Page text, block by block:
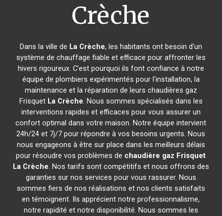
Crèche
Dans la ville de La Crèche, les habitants ont besoin d'un
système de chauffage fiable et efficace pour affronter les
hivers rigoureux. C'est pourquoi ils font confiance à notre
équipe de plombiers expérimentés pour l'installation, la
maintenance et la réparation de leurs chaudières gaz
Frisquet La Crèche. Nous sommes spécialisés dans les
interventions rapides et efficaces pour vous assurer un
confort optimal dans votre maison. Notre équipe intervient
24h/24 et 7j/7 pour répondre à vos besoins urgents. Nous
nous engageons à être sur place dans les meilleurs délais
pour résoudre vos problèmes de chaudière gaz Frisquet
La Crèche. Nos tarifs sont compétitifs et nous offrons des
garanties sur nos services pour vous rassurer. Nous
sommes fiers de nos réalisations et nos clients satisfaits
en témoignent. Ils apprécient notre professionnalisme,
notre rapidité et notre disponibilité. Nous sommes les